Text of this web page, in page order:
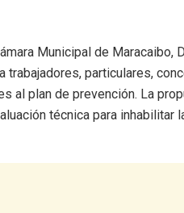
Municipal de
trabajadores, particulares,
al plan de prevención. La
técnica para